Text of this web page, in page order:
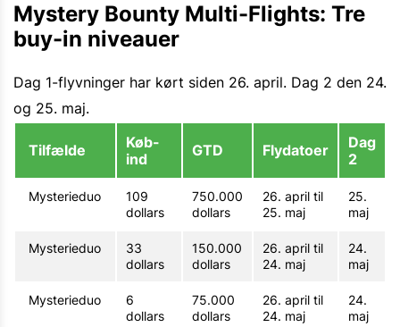
Mystery Bounty Multi-Flights: Tre
buy-in niveauer
Dag 1-flyvninger har kørt siden 26. april. Dag 2 den 24.
og 25. maj.
Tilfælde
Køb-
ind
GTD Flydatoer
Dag
2
Mysterieduo
109
dollars
750.000
dollars
26. april til
25. maj
25.
maj
Mysterieduo
33
dollars
150.000
dollars
26. april til
24. maj
24.
maj
Mysterieduo
6
dollars
75.000
dollars
26. april til
24. maj
24.
maj